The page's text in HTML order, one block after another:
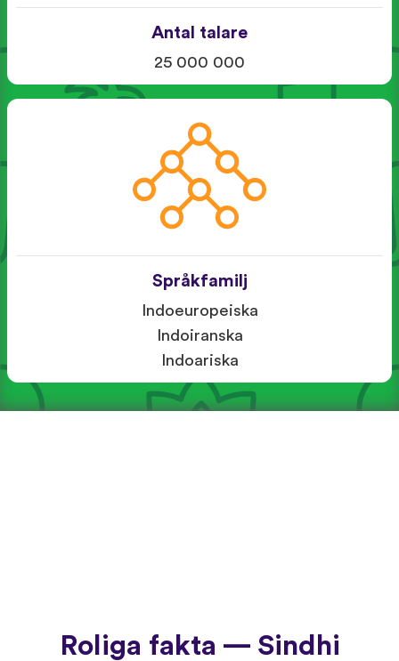
Antal talare
25 000 000
Språkfamilj
Indoeuropeiska
Indoiranska
Indoariska
Roliga fakta — Sindhi